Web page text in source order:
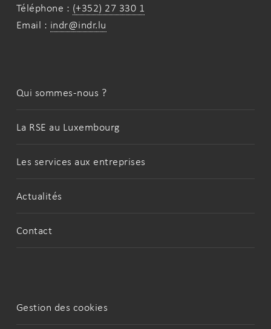
Téléphone : (+352) 27 330 1
Email : indr@indr.lu
Qui sommes-nous ?
La RSE au Luxembourg
Les services aux entreprises
Actualités
Contact
Gestion des cookies